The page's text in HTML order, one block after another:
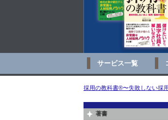
サービス一覧
採用の教科書®〜失敗しない採
著書